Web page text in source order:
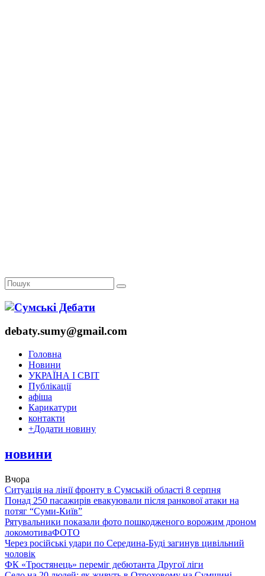
debaty.sumy@gmail.com
Головна
Новини
УКРАЇНА І СВІТ
Публікації
афіша
Карикатури
контакти
+Додати новину
новини
Вчора
Ситуація на лінії фронту в Сумській області 8 серпня
Понад 250 пасажирів евакуювали після ранкової атаки на
потяг “Суми-Київ”
Рятувальники показали фото пошкодженого ворожим дроном
локомотиваФОТО
Через російські удари по Середина-Буді загинув цивільний
чоловік
ФК «Тростянець» переміг дебютанта Другої ліги